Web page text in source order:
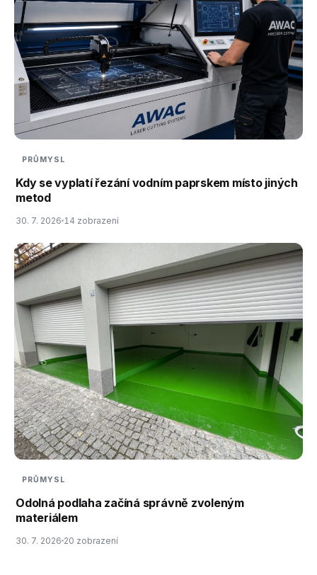
PRŮMYSL
Kdy se vyplatí řezání vodním paprskem místo jiných
metod
30. 7. 2026 14 zobrazení
PRŮMYSL
Odolná podlaha začíná správně zvoleným
materiálem
30. 7. 2026 20 zobrazení